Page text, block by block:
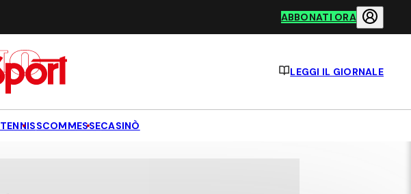
ABBONATI ORA
LEGGI IL GIORNALE
TENNISSCOMMESSECASINÒ